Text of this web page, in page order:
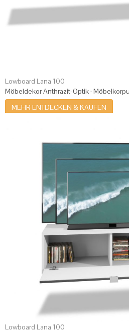
Lowboard Lana 100
Möbeldekor Anthrazit-Optik ·
MEHR ENTDECKEN & KAUFEN
Lowboard Lana 100